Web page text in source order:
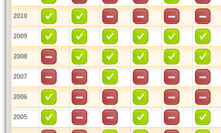
2010
2009
2008
2007
2006
2005